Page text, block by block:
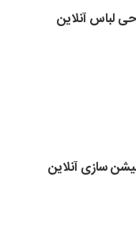
لباس آنلاین
سازی آنلاین